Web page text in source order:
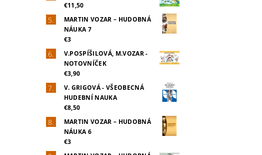
€11,50
MARTIN VOZAR – HUDOBNÁ
NÁUKA 7
€3
V.POSPÍŠILOVÁ, M.VOZAR -
NOTOVNÍČEK
€3,90
V. GRIGOVÁ - VŠEOBECNÁ
HUDEBNÍ NAUKA
€8,50
MARTIN VOZAR – HUDOBNÁ
NÁUKA 6
€3